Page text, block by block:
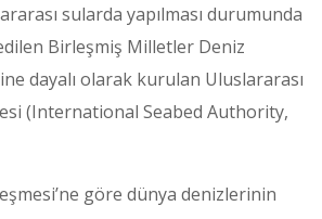
sularda yapılması durumunda
Birleşmiş Milletler Deniz
dayalı olarak kurulan Uluslararası
(International Seabed Authority,
göre dünya denizlerinin